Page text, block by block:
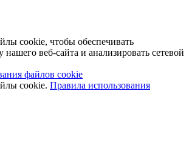
cookie, чтобы обеспечивать
веб-сайта и анализировать сетевой
файлов cookie
cookie. Правила использования